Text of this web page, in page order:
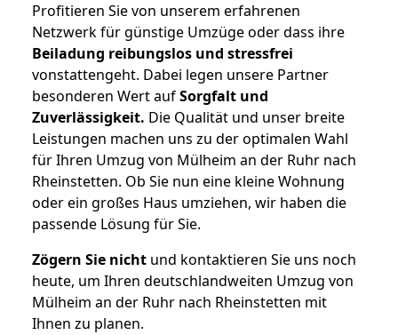
Profitieren Sie von unserem erfahrenen
Netzwerk für günstige Umzüge oder dass ihre
Beiladung reibungslos und stressfrei
vonstattengeht. Dabei legen unsere Partner
besonderen Wert aufSorgfalt und
Zuverlässigkeit. Die Qualität und unser breite
Leistungen machen uns zu der optimalen Wahl
für Ihren Umzug von Mülheim an der Ruhr nach
Rheinstetten. Ob Sie nun eine kleine Wohnung
oder ein großes Haus umziehen, wir haben die
passende Lösung für Sie.
Zögern Sie nicht und kontaktieren Sie uns noch
heute, um Ihren deutschlandweiten Umzug von
Mülheim an der Ruhr nach Rheinstetten mit
Ihnen zu planen.